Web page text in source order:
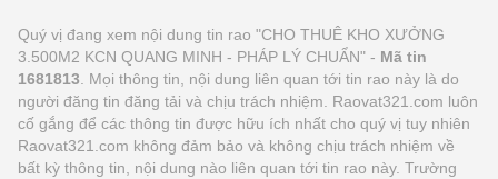
Quý vị đang xem nội dung tin rao "CHO THUÊ KHO XƯỞNG
3.500M2 KCN QUANG MINH - PHÁP LÝ CHUẨN" - Mã tin
1681813 . Mọi thông tin, nội dung liên quan tới tin rao này là do
người đăng tin đăng tải và chịu trách nhiệm. Raovat321.com luôn
cố gắng để các thông tin được hữu ích nhất cho quý vị tuy nhiên
Raovat321.com không đảm bảo và không chịu trách nhiệm về
bất kỳ thông tin, nội dung nào liên quan tới tin rao này. Trường